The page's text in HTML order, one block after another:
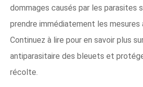
dommages causés par les parasites
prendre immédiatement les mesures
Continuez à lire pour en savoir plus
antiparasitaire des bleuets et
récolte.